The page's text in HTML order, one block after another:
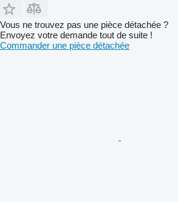
Vous ne trouvez pas une pièce détachée ?
Envoyez votre demande tout de suite !
Commander une pièce détachée